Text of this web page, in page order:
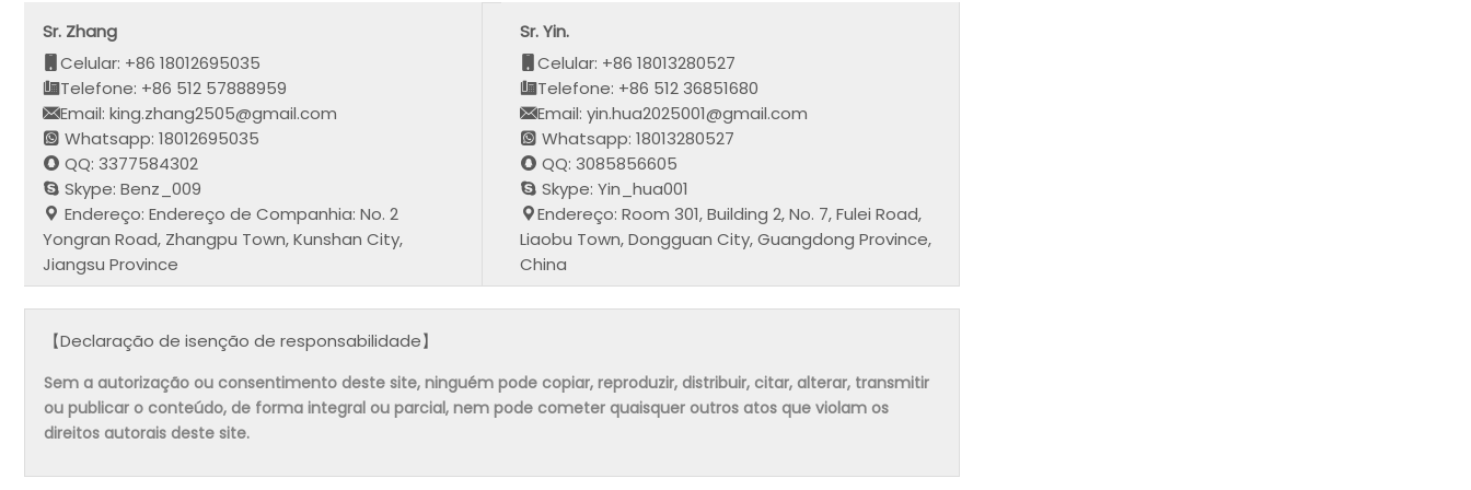
Sr. Zhang
Celular: +86 18012695035
Telefone: +86 512 57888959
Email: king.zhang2505@gmail.com
Whatsapp: 18012695035
QQ: 3377584302
Skype: Benz_009
Endereço: Endereço de Companhia: No. 2
Yongran Road, Zhangpu Town, Kunshan City,
Jiangsu Province
Sr. Yin.
Celular: +86 18013280527
Telefone: +86 512 36851680
Email: yin.hua2025001@gmail.com
Whatsapp: 18013280527
QQ: 3085856605
Skype: Yin_hua001
Endereço: Room 301, Building 2, No. 7, Fulei Road,
Liaobu Town, Dongguan City, Guangdong Province,
China
【Declaração de isenção de responsabilidade】
Sem a autorização ou consentimento deste site, ninguém pode copiar, reproduzir, distribuir, citar, alterar, transmitir
ou publicar o conteúdo, de forma integral ou parcial, nem pode cometer quaisquer outros atos que violam os
direitos autorais deste site.